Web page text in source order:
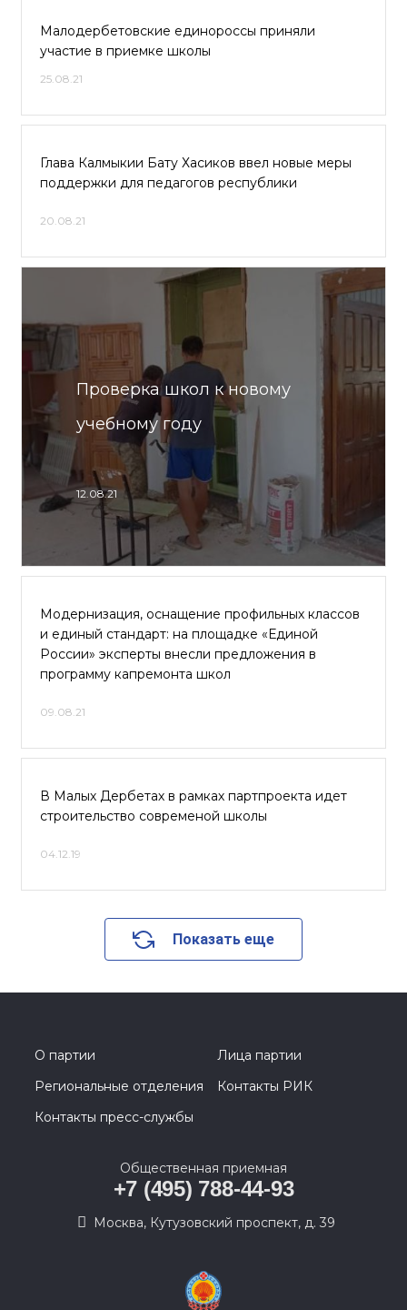
Малодербетовские единороссы приняли
участие в приемке школы
25.08.21
Глава Калмыкии Бату Хасиков ввел новые меры
поддержки для педагогов республики
20.08.21
Проверка школ к новому
учебному году
12.08.21
Модернизация, оснащение профильных классов
и единый стандарт: на площадке «Единой
России» эксперты внесли предложения в
программу капремонта школ
09.08.21
В Малых Дербетах в рамках партпроекта идет
строительство современой школы
04.12.19
Показать еще
О партии
Лица партии
Региональные отделения
Контакты РИК
Контакты пресс-службы
Общественная приемная
+7 (495) 788-44-93
Москва, Кутузовский проспект, д. 39